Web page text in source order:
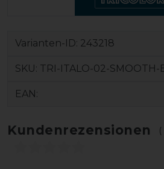
Varianten-ID: 243218
SKU: TRI-ITALO-02-SMOOTH-
EAN:
Kundenrezensionen